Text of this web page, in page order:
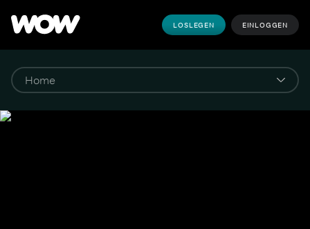
LOSLEGEN EINLOGGEN